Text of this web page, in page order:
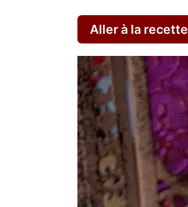
Aller à la recette